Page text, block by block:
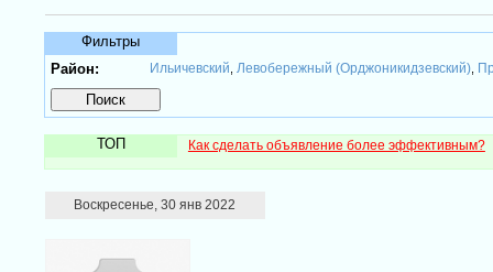
Фильтры
Район:
Ильичевский Левобережный (Орджоникидзевский),
ТОП Как сделать объявление более эффективным?
Воскресенье, 30 янв 2022